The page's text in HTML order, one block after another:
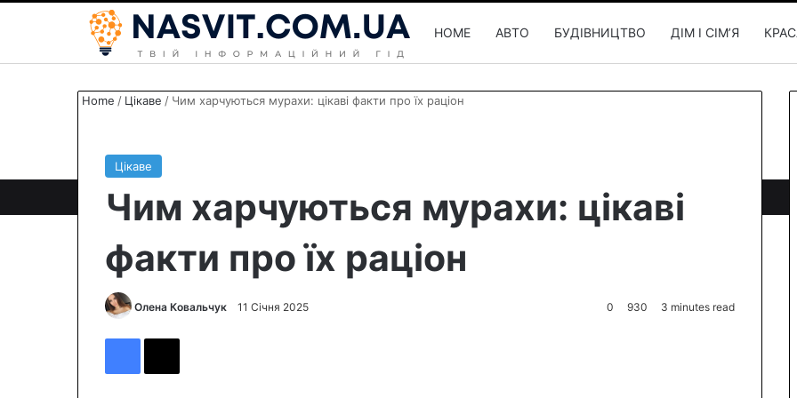
HOME АВТО БУДІВНИЦТВО ДІМ І СІМʼЯ
Home / Цікаве / Чим харчуються мурахи: цікаві факти про їх раціон
Цікаве
Чим харчуються мурахи: цікаві
факти про їх раціон
Олена Ковальчук 11 Січня 2025 0 930 3 minutes read
Facebook